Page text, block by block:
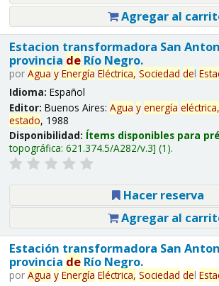
Agregar al
Estacion transformadora San
provincia deRío Negro.
por Agua y Energía Eléctrica, Sociedad del
Idioma: Español
Editor: Buenos Aires: Agua y energía eléctrica,
estado, 1988
Disponibilidad: Ítems disponibles para
topográfica: 621.374.5/A282/v.3 (1).
Hacer reserva
Agregar al
Estación transformadora San
provincia deRío Negro.
por Agua y Energía Eléctrica, Sociedad del